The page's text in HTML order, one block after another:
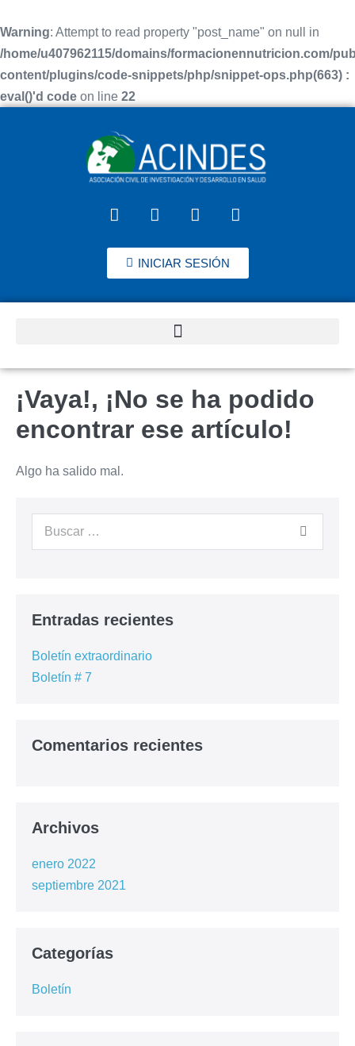
Warning: Attempt to read property "post_name" on null in
/home/u407962115/domains/formacionennutricion.com/
content/plugins/code-snippets/php/snippet-ops.php(663) :
eval()'d code on line 22
INICIAR SESIÓN
¡Vaya!, ¡No se ha podido
encontrar ese artículo!
Algo ha salido mal.
Entradas recientes
Boletín extraordinario
Boletín # 7
Comentarios recientes
Archivos
enero 2022
septiembre 2021
Categorías
Boletín